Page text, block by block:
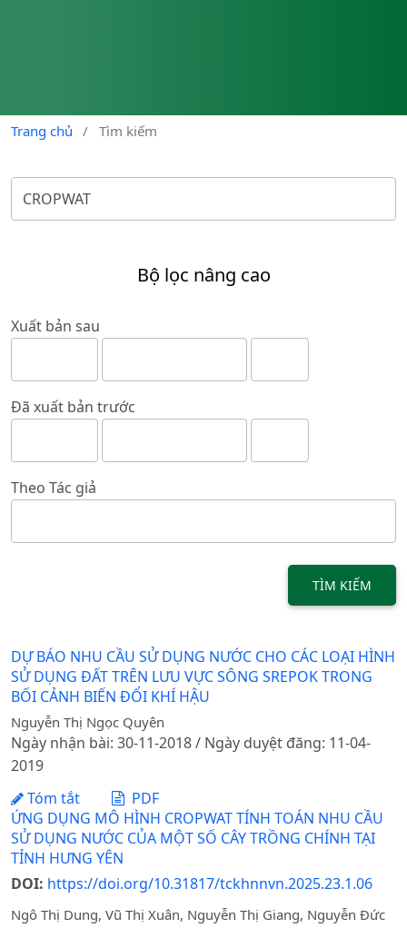
Trang chủ / Tìm kiếm
Bộ lọc nâng cao
Xuất bản sau
Đã xuất bản trước
Theo Tác giả
TÌM KIẾM
DỰ BÁO NHU CẦU SỬ DỤNG NƯỚC CHO CÁC LOẠI HÌNH
SỬ DỤNG ĐẤT TRÊN LƯU VỰC SÔNG SREPOK TRONG
BỐI CẢNH BIẾN ĐỔI KHÍ HẬU
Nguyễn Thị Ngọc Quyên
Ngày nhận bài: 30-11-2018 / Ngày duyệt đăng: 11-04-
2019
Tóm tắt
PDF
ỨNG DỤNG MÔ HÌNH CROPWAT TÍNH TOÁN NHU CẦU
SỬ DỤNG NƯỚC CỦA MỘT SỐ CÂY TRỒNG CHÍNH TẠI
TỈNH HƯNG YÊN
DOI: https://doi.org/10.31817/tckhnnvn.2025.23.1.06
Ngô Thị Dung, Vũ Thị Xuân, Nguyễn Thị Giang, Nguyễn Đức